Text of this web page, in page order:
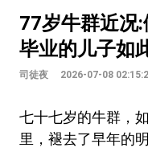
77岁牛群近况
毕业的儿子如
司徒夜 2026-07-08
七十七岁的牛群，
里，褪去了早年的